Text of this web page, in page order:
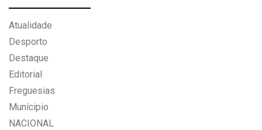
Atualidade
Desporto
Destaque
Editorial
Freguesias
Munícipio
NACIONAL